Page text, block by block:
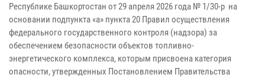
Республике Башкортостан от 29 апреля 2026 года № 1/30-р на
основании подпункта «а» пункта 20 Правил осуществления
федерального государственного контроля (надзора) за
обеспечением безопасности объектов топливно-
энергетического комплекса, которым присвоена категория
опасности, утвержденных Постановлением Правительства